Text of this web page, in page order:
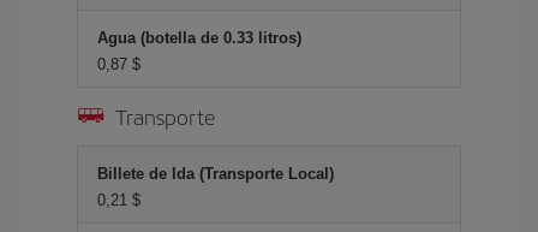
Agua (botella de 0.33 litros)
0,87 $
Transporte
Billete de Ida (Transporte Local)
0,21 $